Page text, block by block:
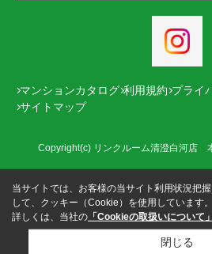
マンションカタログ 利用規約 プライ
サイトマップ
Copyright(c) リンクルーム清澄白河店
当サイトでは、お客様の当サイト利用状況把
して、クッキー（Cookie）を使用しています。
詳しくは、当社の 「Cookieの取扱いについて」
閉じる